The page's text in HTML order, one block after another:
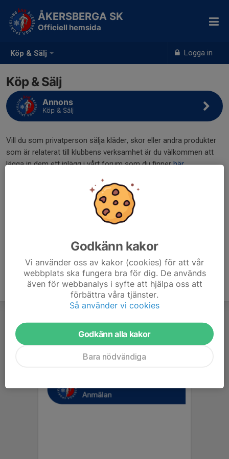
Köp & Sälj Logga in
ÅKERSBERGA SK
Officiell hemsida
Köp & Sälj
Annons
Köp & Sälj
Vill du som privatperson sälja kläder, skor eller andra produkter
som är relaterat till klubbens verksamhet är du välkommen att
lägga in dem ett inlägg i vårt forum som du finnerhär.
Du skriver vad du vill sälja i rubriken.
I texten beskriver du kläderna samt anger storlek och pris.
Klubben kommer att ta bort ditt inlägg efter 1 år och du får då
Godkänn kakor
Vi använder oss av kakor (cookies) för att vår
webbplats ska fungera bra för dig. De används
även för webbanalys i syfte att hjälpa oss att
förbättra våra tjänster.
Så använder vi cookies
Godkänn alla kakor
Bara nödvändiga